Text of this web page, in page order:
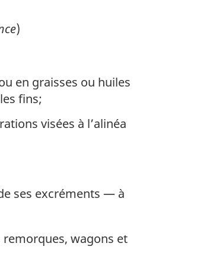
)
en graisses ou huiles
fins;
visées à l’alinéa
ses excréments — à
wagons et